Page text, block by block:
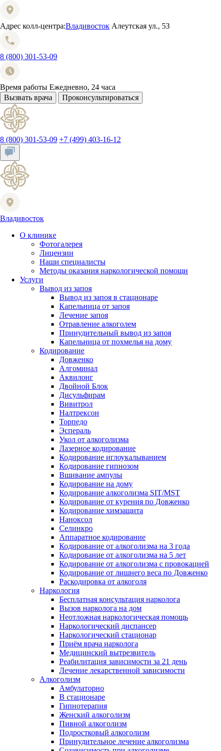
Адрес колл-центра:Владивосток Алеутская ул., 53
8 (800) 301-53-09
Время работы Ежедневно, 24 часа
Вызвать врача
Проконсультироваться
8 (800) 301-53-09 +7 (499) 403-16-12
Владивосток
О клинике
Фотогалерея
Лицензии
Наши специалисты
Методы оказания наркологической помощи
Услуги
Вывод из запоя
Вывод из запоя в стационаре
Капельница от запоя
Лечение запоя
Отравление алкоголем
Принудительный вывод из запоя
Капельница от похмелья на дому
Кодирование
Довженко
Алгоминал
Аквилонг
Двойной Блок
Дисульфирам
Вивитрол
Налтрексон
Торпедо
Эспераль
Укол от алкоголизма
Лазерное кодирование
Кодирование иглоукалыванием
Кодирование гипнозом
Вшивание ампулы
Кодирование на дому
Кодирование алкоголизма SIT/MST
Кодирование от курения по Довженко
Кодирование химзащита
Наноксол
Селинкро
Аппаратное кодирование
Кодирование от алкоголизма на 3 года
Кодирование от алкоголизма на 5 лет
Кодирование от алкоголизма с провокацией
Кодирование от лишнего веса по Довженко
Раскодировка от алкоголя
Наркология
Бесплатная консультация нарколога
Вызов нарколога на дом
Неотложная наркологическая помощь
Наркологический диспансер
Наркологический стационар
Приём врача нарколога
Медицинский вытрезвитель
Реабилитация зависимости за 21 день
Лечение лекарственной зависимости
Алкоголизм
Амбулаторно
В стационаре
Гипнотерапия
Женский алкоголизм
Пивной алкоголизм
Подростковый алкоголизм
Принудительное лечение алкоголизма